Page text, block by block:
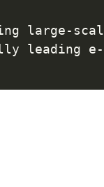
large-
leading e-